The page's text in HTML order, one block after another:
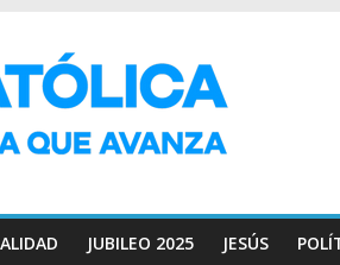
JUBILEO 2025 JESÚS